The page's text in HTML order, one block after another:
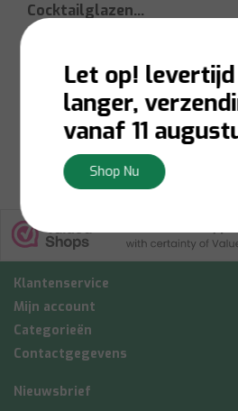
Cocktailglazen
510ml
Bekijken
Klantenservice
Mijn account
Categorieën
Contactgegevens
Nieuwsbrief
Let op!
langer,
vanaf 11
Shop Nu